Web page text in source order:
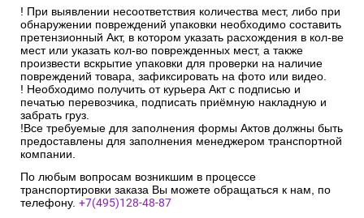
! При выявлении несоответствия количества мест, либо при
обнаружении повреждений упаковки необходимо составить
претензионный Акт, в котором указать расхождения в кол-ве
мест или указать кол-во поврежденных мест, а также
произвести вскрытие упаковки для проверки на наличие
повреждений товара, зафиксировать на фото или видео.
! Необходимо получить от курьера Акт с подписью и
печатью перевозчика, подписать приёмную накладную и
забрать груз.
!Все требуемые для заполнения формы Актов должны быть
предоставлены для заполнения менеджером транспортной
компании.
По любым вопросам возникшим в процессе
транспортировки заказа Вы можете обращаться к нам, по
телефону. +7(495)128-48-87